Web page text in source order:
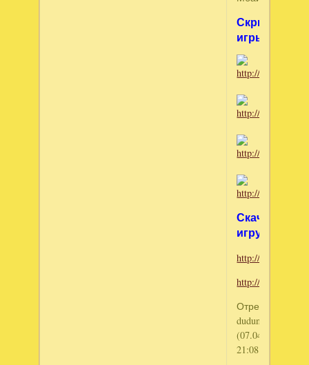
Скриншоты
игры:
Скачать
игру
http://
http://
dudunsha
(07.04.2010
21:08:29)